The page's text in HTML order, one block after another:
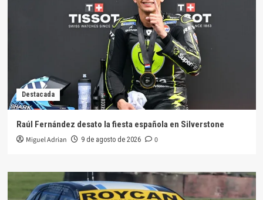
Destacada
Raúl Fernández desato la fiesta española en Silverstone
Miguel Adrian 9 de agosto de 2026 0